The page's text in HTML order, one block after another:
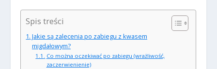
Spis treści
Jakie są zalecenia po zabiegu z kwasem
migdałowym?
Co można oczekiwać po zabiegu (wrażliwość,
zaczerwienienie)